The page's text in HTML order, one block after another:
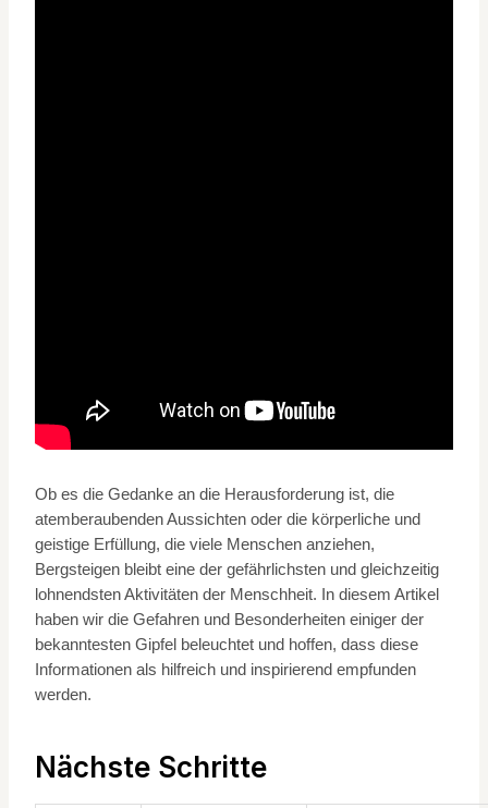
Ob es die Gedanke an die Herausforderung ist, die
atemberaubenden Aussichten oder die körperliche und
geistige Erfüllung, die viele Menschen anziehen,
Bergsteigen bleibt eine der gefährlichsten und gleichzeitig
lohnendsten Aktivitäten der Menschheit. In diesem Artikel
haben wir die Gefahren und Besonderheiten einiger der
bekanntesten Gipfel beleuchtet und hoffen, dass diese
Informationen als hilfreich und inspirierend empfunden
werden.
Nächste Schritte